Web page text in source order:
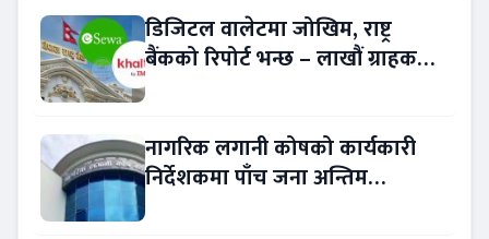
डिजिटल वालेटमा जोखिम, राष्ट्र
बैंकको रिपोर्ट भन्छ – लाखौं ग्राहकको
नागरिक लगानी कोषको कार्यकारी
निर्देशकमा पाँच जना अन्तिम